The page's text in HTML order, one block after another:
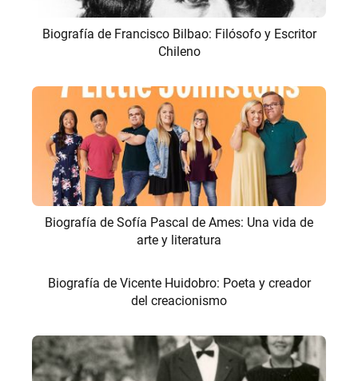
Biografía de Francisco Bilbao: Filósofo y Escritor
Chileno
Biografía de Sofía Pascal de Ames: Una vida de
arte y literatura
Biografía de Vicente Huidobro: Poeta y creador
del creacionismo